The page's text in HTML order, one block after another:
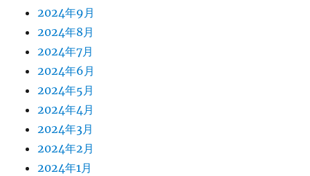
2024年9月
2024年8月
2024年7月
2024年6月
2024年5月
2024年4月
2024年3月
2024年2月
2024年1月